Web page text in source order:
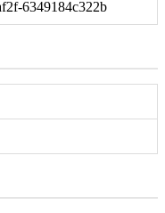
6349184c322b